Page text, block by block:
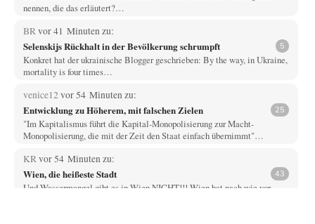
nennen, die das erläutert?…
BRvor 41 Minuten zu:
Selenskijs Rückhalt in der Bevölkerung schrumpft 5
Konkret hat der ukrainische Blogger geschrieben: By the way, in Ukraine,
mortality is four times…
venice12vor 54 Minuten zu:
Entwicklung zu Höherem, mit falschen Zielen 25
"Im Kapitalismus führt die Kapital-Monopolisierung zur Macht-
Monopolisierung, die mit der Zeit den Staat einfach übernimmt"…
KRvor 54 Minuten zu:
Wien, die heißeste Stadt 43
Und Wassermangel gibt es in Wien NICHT!!! Wien hat nach wie vor